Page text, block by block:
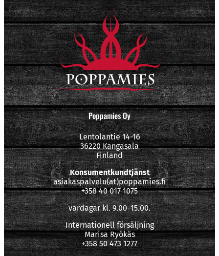
Poppamies Oy
Lentolantie 14-16
36220 Kangasala
Finland
Konsumentkundtjänst
asiakaspalvelu(at)poppamies.fi
+358 40 017 1075
vardagar kl. 9.00–15.00.
Internationell försäljning
Marisa Ryökäs
+358 50 473 1277